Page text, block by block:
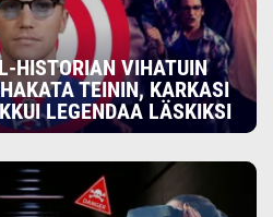
HISTORIAN VIHATUIN
TEININ, KARKASI
LEGENDAA LÄSKIKSI